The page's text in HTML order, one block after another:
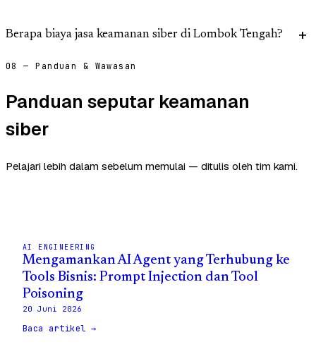
Berapa biaya jasa keamanan siber di Lombok Tengah?
08 — Panduan & Wawasan
Panduan seputar keamanan
siber
Pelajari lebih dalam sebelum memulai — ditulis oleh tim kami.
AI ENGINEERING
Mengamankan AI Agent yang Terhubung ke
Tools Bisnis: Prompt Injection dan Tool
Poisoning
20 Juni 2026
Baca artikel →